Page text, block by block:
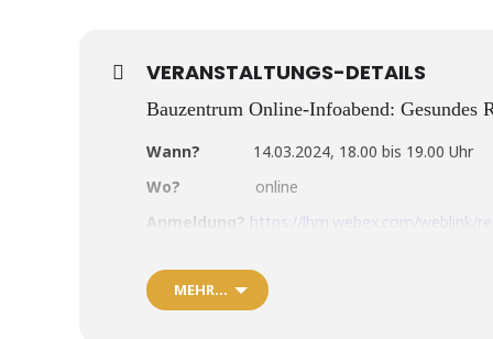
VERANSTALTUNGS-DETAILS
Bauzentrum Online-Infoabend:
Wann? 14.03.2024, 18.00 bis 19.00 Uhr
Wo? online
Anmeldung? https://lhm.webex.com/weblink/
MEHR…